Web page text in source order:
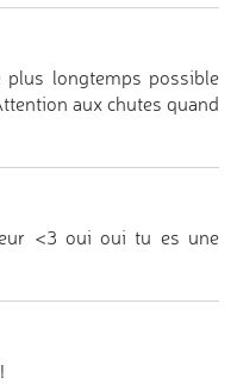
plus longtemps possible
aux chutes quand
<3 oui oui tu es une